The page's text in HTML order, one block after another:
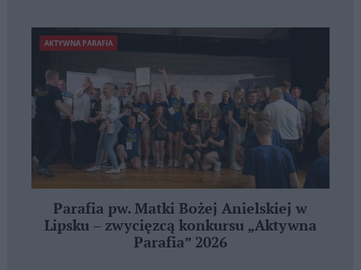
AKTYWNA PARAFIA
Parafia pw. Matki Bożej Anielskiej w
Lipsku – zwycięzcą konkursu „Aktywna
Parafia” 2026